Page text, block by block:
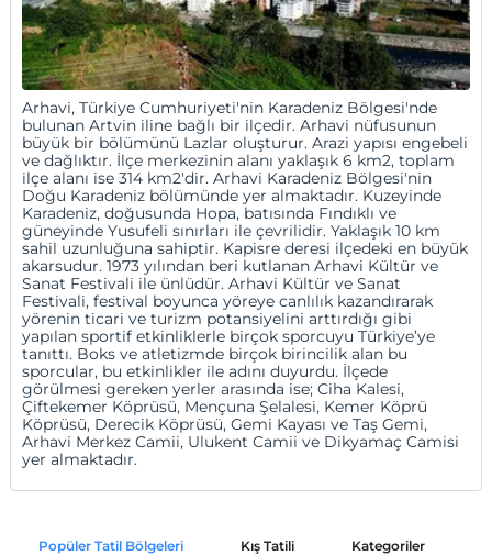
Arhavi, Türkiye Cumhuriyeti'nin Karadeniz Bölgesi'nde
bulunan Artvin iline bağlı bir ilçedir. Arhavi nüfusunun
büyük bir bölümünü Lazlar oluşturur. Arazi yapısı engebeli
ve dağlıktır. İlçe merkezinin alanı yaklaşık 6 km2, toplam
ilçe alanı ise 314 km2'dir. Arhavi Karadeniz Bölgesi'nin
Doğu Karadeniz bölümünde yer almaktadır. Kuzeyinde
Karadeniz, doğusunda Hopa, batısında Fındıklı ve
güneyinde Yusufeli sınırları ile çevrilidir. Yaklaşık 10 km
sahil uzunluğuna sahiptir. Kapisre deresi ilçedeki en büyük
akarsudur. 1973 yılından beri kutlanan Arhavi Kültür ve
Sanat Festivali ile ünlüdür. Arhavi Kültür ve Sanat
Festivali, festival boyunca yöreye canlılık kazandırarak
yörenin ticari ve turizm potansiyelini arttırdığı gibi
yapılan sportif etkinliklerle birçok sporcuyu Türkiye’ye
tanıttı. Boks ve atletizmde birçok birincilik alan bu
sporcular, bu etkinlikler ile adını duyurdu. İlçede
görülmesi gereken yerler arasında ise; Ciha Kalesi,
Çiftekemer Köprüsü, Mençuna Şelalesi, Kemer Köprü
Köprüsü, Derecik Köprüsü, Gemi Kayası ve Taş Gemi,
Arhavi Merkez Camii, Ulukent Camii ve Dikyamaç Camisi
yer almaktadır.
Popüler Tatil Bölgeleri Kış Tatili Kategoriler